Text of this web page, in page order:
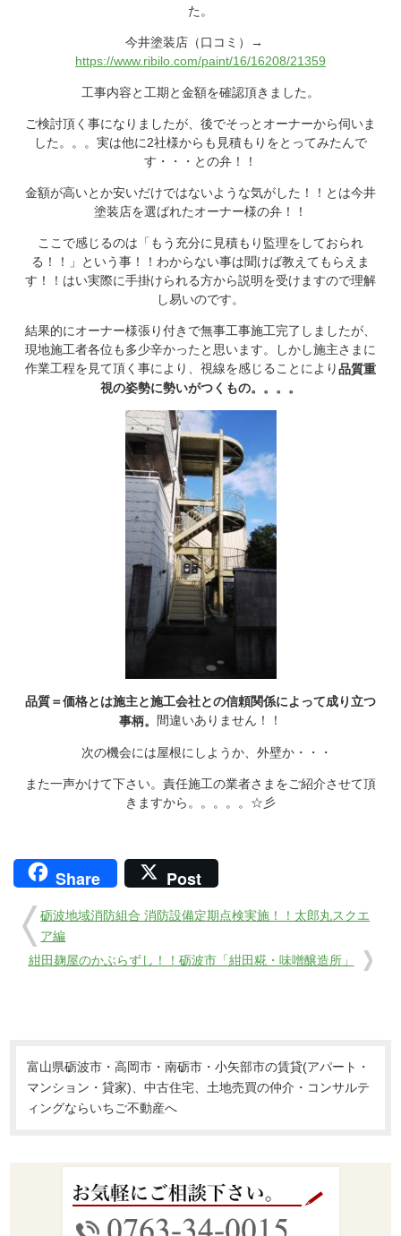
た。
今井塗装店（口コミ）→
https://www.ribilo.com/paint/16/16208/21359
工事内容と工期と金額を確認頂きました。
ご検討頂く事になりましたが、後でそっとオーナーから伺いま
した。。。実は他に2社様からも見積もりをとってみたんで
す・・・との弁！！
金額が高いとか安いだけではないような気がした！！とは今井
塗装店を選ばれたオーナー様の弁！！
ここで感じるのは「もう充分に見積もり監理をしておられ
る！！」という事！！わからない事は聞けば教えてもらえま
す！！はい実際に手掛けられる方から説明を受けますので理解
し易いのです。
結果的にオーナー様張り付きで無事工事施工完了しましたが、
現地施工者各位も多少辛かったと思います。しかし施主さまに
作業工程を見て頂く事により、視線を感じることにより品質重
視の姿勢に勢いがつくもの。。。。
品質＝価格とは施主と施工会社との信頼関係によって成り立つ
事柄。
間違いありません！！
次の機会には屋根にしようか、外壁か・・・
また一声かけて下さい。責任施工の業者さまをご紹介させて頂
きますから。。。。。☆彡
Share Post
砺波地域消防組合 消防設備定期点検実施！！太郎丸スクエ
ア編
紺田麹屋のかぶらずし！！砺波市「紺田糀・味噌醸造所」
富山県砺波市・高岡市・南砺市・小矢部市の賃貸(アパート・
マンション・貸家)、中古住宅、土地売買の仲介・コンサルテ
ィングならいちご不動産へ